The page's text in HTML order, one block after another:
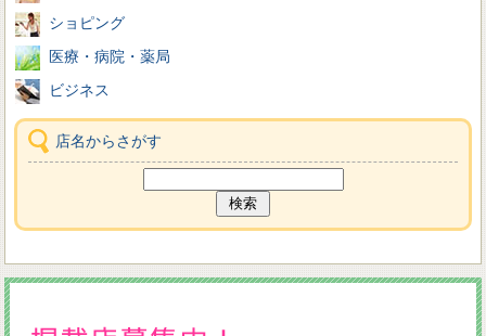
ショピング
医療・病院・薬局
ビジネス
店名からさがす